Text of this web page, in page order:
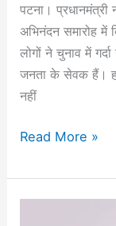
पटना। प्रधानमंत्री
अभिनंदन समारोह में
लोगों ने चुनाव में
जनता के सेवक हैं।
नहीं
ने
चुनाव
में
गर्दा
उड़ा
Read More »